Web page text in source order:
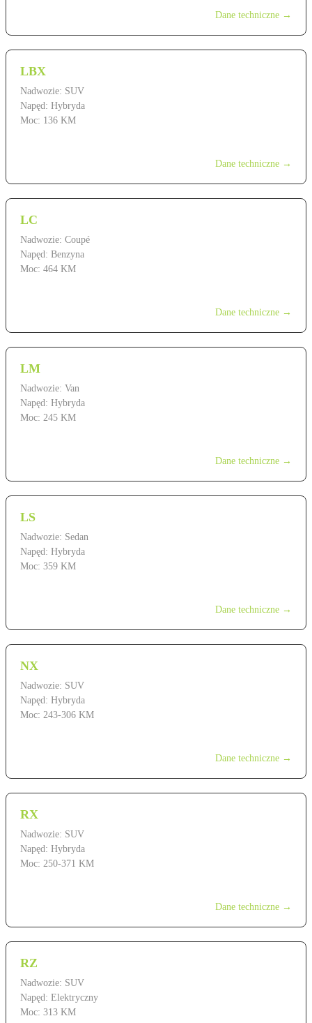
Dane techniczne →
LBX
Nadwozie: SUV
Napęd: Hybryda
Moc: 136 KM
Dane techniczne →
LC
Nadwozie: Coupé
Napęd: Benzyna
Moc: 464 KM
Dane techniczne →
LM
Nadwozie: Van
Napęd: Hybryda
Moc: 245 KM
Dane techniczne →
LS
Nadwozie: Sedan
Napęd: Hybryda
Moc: 359 KM
Dane techniczne →
NX
Nadwozie: SUV
Napęd: Hybryda
Moc: 243-306 KM
Dane techniczne →
RX
Nadwozie: SUV
Napęd: Hybryda
Moc: 250-371 KM
Dane techniczne →
RZ
Nadwozie: SUV
Napęd: Elektryczny
Moc: 313 KM